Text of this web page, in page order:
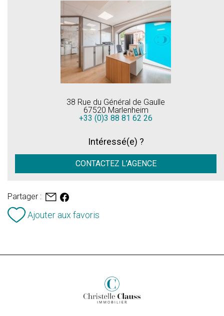
38 Rue du Général de Gaulle
67520 Marlenheim
+33 (0)3 88 81 62 26
Intéressé(e) ?
CONTACTEZ L’AGENCE
Partager :
Ajouter aux favoris